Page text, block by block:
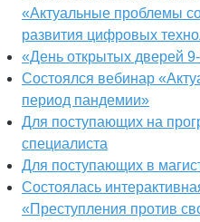
«Актуальные проблемы
развития цифровых
«День открытых дверей
Состоялся вебинар
период пандемии»
Для поступающих на
специалиста
Для поступающих в
Состоялась
«Преступления против